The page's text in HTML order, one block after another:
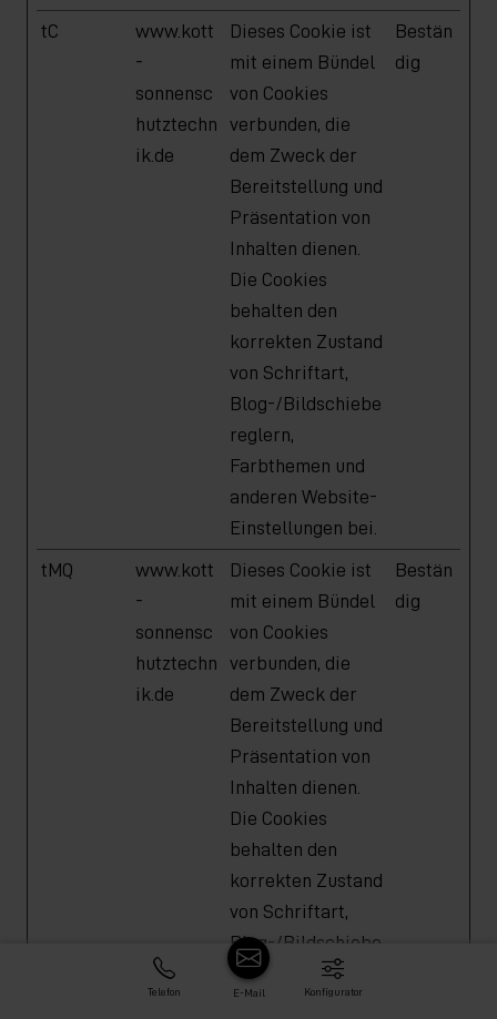
tC
www.kott
-
sonnensc
hutztechn
ik.de
Dieses Cookie ist
mit einem Bündel
von Cookies
verbunden, die
dem Zweck der
Bereitstellung und
Präsentation von
Inhalten dienen.
Die Cookies
behalten den
korrekten Zustand
von Schriftart,
Blog-/Bildschiebe
reglern,
Farbthemen und
anderen Website-
Einstellungen bei.
Bestän
dig
tMQ
www.kott
-
sonnensc
hutztechn
ik.de
Dieses Cookie ist
mit einem Bündel
von Cookies
verbunden, die
dem Zweck der
Bereitstellung und
Präsentation von
Inhalten dienen.
Die Cookies
behalten den
korrekten Zustand
von Schriftart,
Blog-/Bildschiebe
reglern,
Bestän
dig
Telefon E-Mail Konfigurator